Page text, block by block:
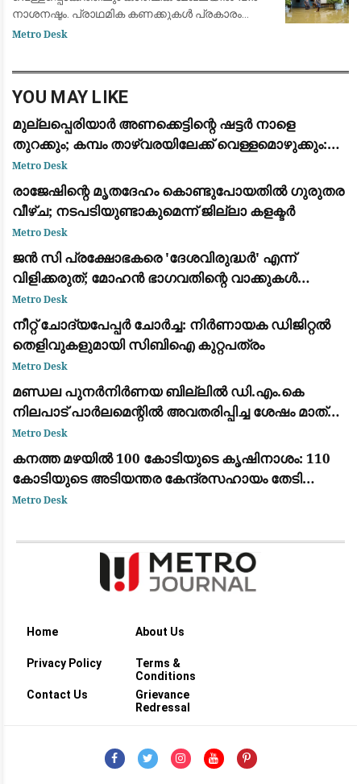
നാശനഷ്ടം. പ്രാഥമിക കണക്കുകൾ പ്രകാരം
സംസ്ഥാനത്ത് ഇതുവരെ 99.29 കോടി രൂപയുടെ
Metro Desk
YOU MAY LIKE
മുല്ലപ്പെരിയാർ അണക്കെട്ടിന്റെ ഷട്ടർ നാളെ
തുറക്കും; കമ്പം താഴ്‌വരയിലേക്ക് വെള്ളമൊഴുക്കും:
മുന്നറിയിപ്പ്
Metro Desk
രാജേഷിന്റെ മൃതദേഹം കൊണ്ടുപോയതിൽ ഗുരുതര
വീഴ്ച; നടപടിയുണ്ടാകുമെന്ന് ജില്ലാ കളക്ടർ
Metro Desk
​ജൻ സി പ്രക്ഷോഭകരെ 'ദേശവിരുദ്ധർ' എന്ന്
വിളിക്കരുത്; മോഹൻ ഭാഗവതിന്റെ വാക്കുകൾ
ബിജെപി കേൾക്കണം: അഭിജിത്ത് ദീപ്കേ
Metro Desk
നീറ്റ് ചോദ്യപേപ്പർ ചോർച്ച: നിർണായക ഡിജിറ്റൽ
തെളിവുകളുമായി സിബിഐ കുറ്റപത്രം
Metro Desk
മണ്ഡല പുനർനിർണയ ബില്ലിൽ ഡി.എം.കെ
നിലപാട് പാർലമെന്റിൽ അവതരിപ്പിച്ച ശേഷം മാത്രം:
ആർ.എസ്. ഭാരതി
Metro Desk
കനത്ത മഴയിൽ 100 കോടിയുടെ കൃഷിനാശം: 110
കോടിയുടെ അടിയന്തര കേന്ദ്രസഹായം തേടി
കേരളം
Metro Desk
Home About Us
Privacy Policy
Terms &
Conditions
Contact Us
Grievance
Redressal